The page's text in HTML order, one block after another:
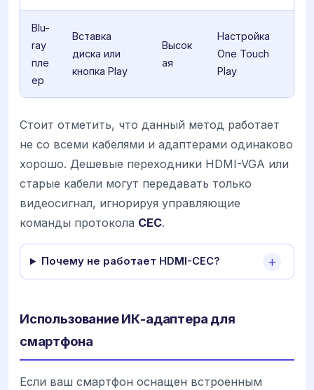
Blu-
ray
пле
ер
Вставка
диска или
кнопка Play
Высок
ая
Настройка
One Touch
Play
Стоит отметить, что данный метод работает
не со всеми кабелями и адаптерами одинаково
хорошо. Дешевые переходники HDMI-VGA или
старые кабели могут передавать только
видеосигнал, игнорируя управляющие
команды протокола CEC.
Почему не работает HDMI-CEC?
Использование ИК-адаптера для
смартфона
Если ваш смартфон оснащен встроенным